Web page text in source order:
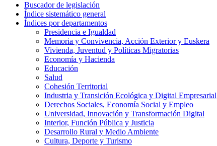
Buscador de legislación
Índice sistemático general
Índices por departamentos
Presidencia e Igualdad
Memoria y Convivencia, Acción Exterior y Euskera
Vivienda, Juventud y Políticas Migratorias
Economía y Hacienda
Educación
Salud
Cohesión Territorial
Industria y Transición Ecológica y Digital Empresarial
Derechos Sociales, Economía Social y Empleo
Universidad, Innovación y Transformación Digital
Interior, Función Pública y Justicia
Desarrollo Rural y Medio Ambiente
Cultura, Deporte y Turismo